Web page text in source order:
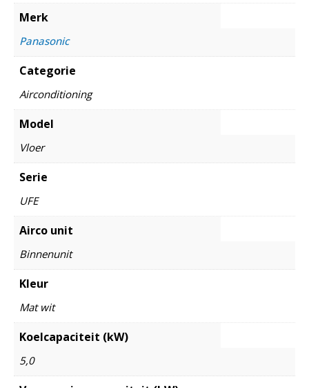
Merk
Panasonic
Categorie
Airconditioning
Model
Vloer
Serie
UFE
Airco unit
Binnenunit
Kleur
Mat wit
Koelcapaciteit (kW)
5,0